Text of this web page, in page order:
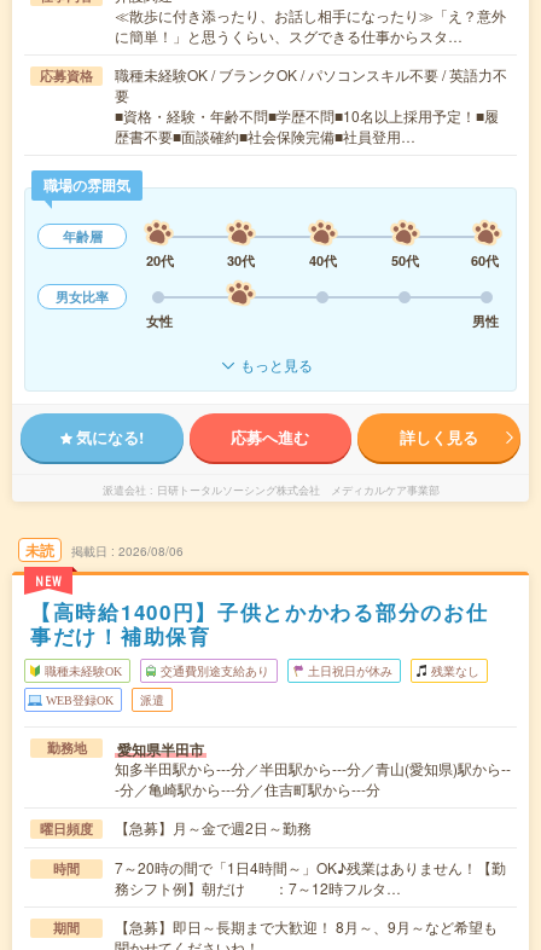
≪散歩に付き添ったり、お話し相手になったり≫「え？意外
に簡単！」と思うくらい、スグできる仕事からスタ…
応募資格
職種未経験OK / ブランクOK / パソコンスキル不要 / 英語力不
要
■資格・経験・年齢不問■学歴不問■10名以上採用予定！■履
歴書不要■面談確約■社会保険完備■社員登用…
職場の雰囲気
年齢層
20代
30代 40代 50代
60代
男女比率
女性
男性
もっと見る
気になる! 応募へ進む 詳しく見る
派遣会社 日研トータルソーシング株式会社 メディカルケア事業部
未読
NEW
掲載日 2026/08/06
【高時給1400円】子供とかかわる部分のお仕
事だけ！補助保育
職種未経験OK 交通費別途支給あり 土日祝日が休み 残業なし
WEB登録OK 派遣
勤務地 愛知県半田市
知多半田駅から---分／半田駅から---分／青山(愛知県)駅から--
-分／亀崎駅から---分／住吉町駅から---分
曜日頻度 【急募】月～金で週2日～勤務
時間
7～20時の間で「1日4時間～」OK♪残業はありません！【勤
務シフト例】朝だけ ：7～12時フルタ…
期間
【急募】即日～長期まで大歓迎！ 8月～、9月～など希望も